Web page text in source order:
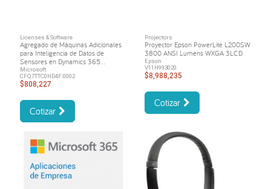
Licenses & Software
Agregado de Máquinas Adicionales
para Inteligencia de Datos de
Sensores en Dynamics 365...
Microsoft
CFQ7TTC0HD4F:0002
$808,227
Cotizar
Projectors
Proyector Epson PowerLite L200SW
3800 ANSI Lumens WXGA 3LCD
Epson
V11H993020.
$8,988,235
Cotizar